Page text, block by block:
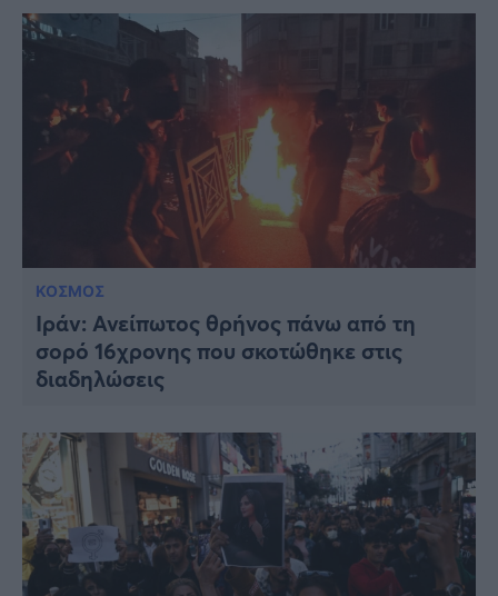
ΚΟΣΜΟΣ
Ιράν: Ανείπωτος θρήνος πάνω από τη
σορό 16χρονης που σκοτώθηκε στις
διαδηλώσεις